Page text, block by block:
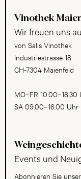
Vinothek
Wir freuen uns
von Salis Vinothek
Industriestrasse 18
CH-7304 Maienfeld
MO–FR 10.00–18.30
SA 09.00–16.00 Uhr
Events und
Abonnieren Sie